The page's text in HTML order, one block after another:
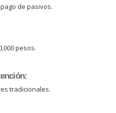
de pasivos.
pesos.
tradicionales.